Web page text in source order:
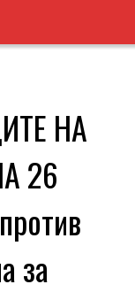
НА
26
за